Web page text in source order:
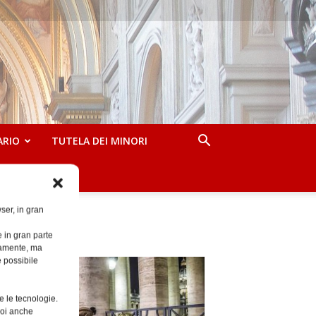
in gran
in gran parte
ma
possibile
le tecnologie.
anche
TUTELA DEI MINORI